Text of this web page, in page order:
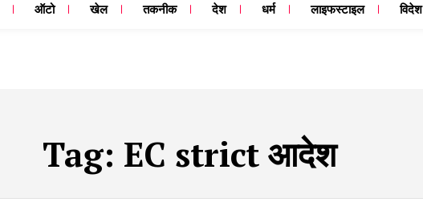
ऑटो खेल तकनीक देश धर्म लाइफस्टाइल विदेश
Tag: EC strict आदेश